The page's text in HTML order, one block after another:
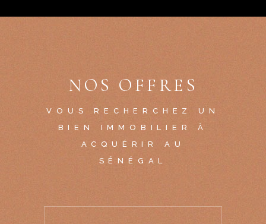
NOS OFFRES
VOUS RECHERCHEZ UN
BIEN IMMOBILIER À
ACQUÉRIR AU
SÉNÉGAL